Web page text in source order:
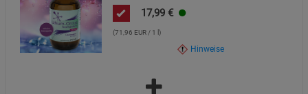
17,99 €
(71,96 EUR / 1 l)
Hinweise